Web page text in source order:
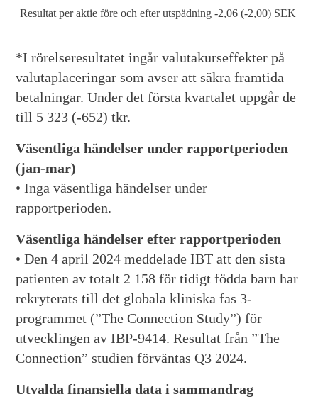
Resultat per aktie före och efter utspädning -2,06 (-2,00) SEK
*I rörelseresultatet ingår valutakurseffekter på
valutaplaceringar som avser att säkra framtida
betalningar. Under det första kvartalet uppgår de
till 5 323 (-652) tkr.
Väsentliga händelser under rapportperioden
(jan-mar)
• Inga väsentliga händelser under
rapportperioden.
Väsentliga händelser efter rapportperioden
• Den 4 april 2024 meddelade IBT att den sista
patienten av totalt 2 158 för tidigt födda barn har
rekryterats till det globala kliniska fas 3-
programmet (”The Connection Study”) för
utvecklingen av IBP-9414. Resultat från ”The
Connection” studien förväntas Q3 2024.
Utvalda finansiella data i sammandrag